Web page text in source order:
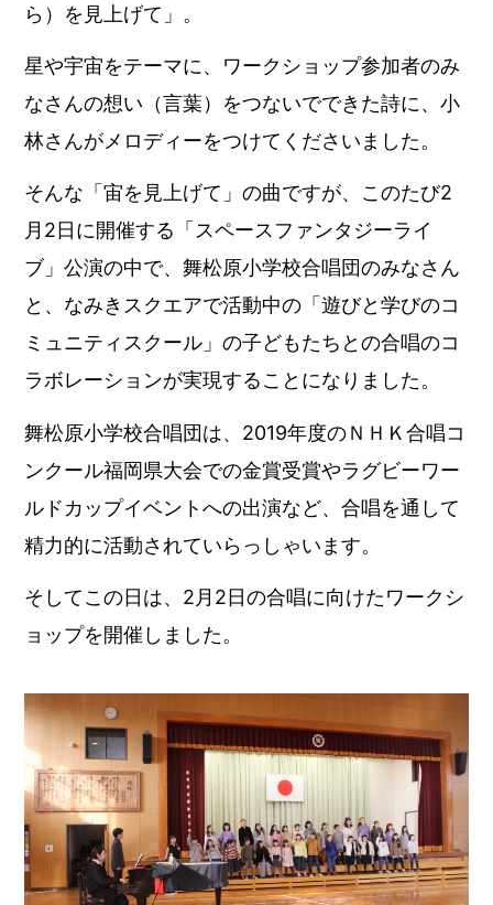
ら）を見上げて」。
星や宇宙をテーマに、ワークショップ参加者のみ
なさんの想い（言葉）をつないでできた詩に、小
林さんがメロディーをつけてくださいました。
そんな「宙を見上げて」の曲ですが、このたび2
月2日に開催する「スペースファンタジーライ
ブ」公演の中で、舞松原小学校合唱団のみなさん
と、なみきスクエアで活動中の「遊びと学びのコ
ミュニティスクール」の子どもたちとの合唱のコ
ラボレーションが実現することになりました。
舞松原小学校合唱団は、2019年度のＮＨＫ合唱コ
ンクール福岡県大会での金賞受賞やラグビーワー
ルドカップイベントへの出演など、合唱を通して
精力的に活動されていらっしゃいます。
そしてこの日は、2月2日の合唱に向けたワークシ
ョップを開催しました。